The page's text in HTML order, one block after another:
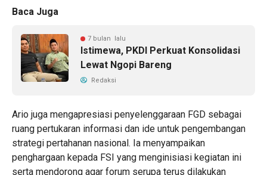
Baca Juga
7 bulan lalu
Istimewa, PKDI Perkuat Konsolidasi
Lewat Ngopi Bareng
Redaksi
Ario juga mengapresiasi penyelenggaraan FGD sebagai
ruang pertukaran informasi dan ide untuk pengembangan
strategi pertahanan nasional. Ia menyampaikan
penghargaan kepada FSI yang menginisiasi kegiatan ini
serta mendorong agar forum serupa terus dilakukan